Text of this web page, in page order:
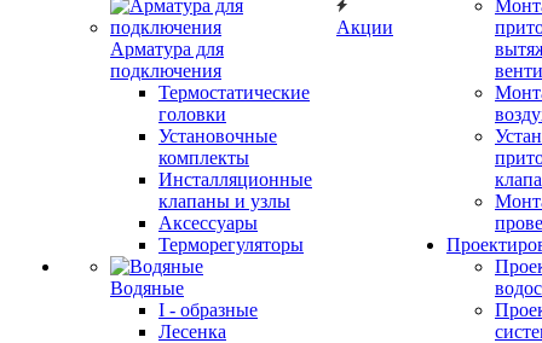
Арматура для
подключения
Термостатические
головки
Установочные
комплекты
Инсталляционные
клапаны и узлы
Аксессуары
Терморегуляторы
Водяные
I - образные
Лесенка
Акции